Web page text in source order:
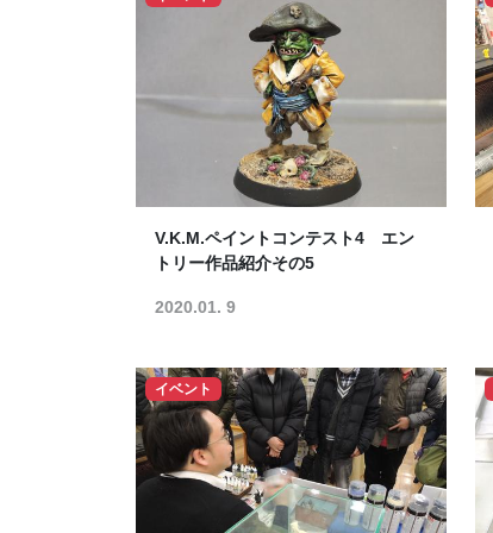
V.K.M.ペイントコンテスト4 エン
トリー作品紹介その5
2020.01. 9
イベント